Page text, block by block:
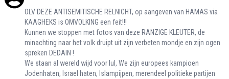
OLV DEZE ANTISEMITISCHE RELNICHT, op aangeven van HAMAS via
KAAGHEKS is OMVOLKING een feit!!!
Kunnen we stoppen met fotos van deze RANZIGE KLEUTER, de
minachting naar het volk druipt uit zijn verbeten mondje en zijn ogen
spreken DEDAIN !
We staan al wereld wijd voor lul, We zijn europees kampioen
Jodenhaten, Israel haten, Islampijpen, merendeel politieke partijen